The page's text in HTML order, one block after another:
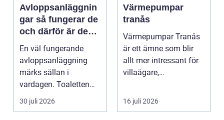
Avloppsanläggnin
gar så fungerar de
och därför är de
viktigare än många
tror
En väl fungerande
avloppsanläggning
märks sällan i
vardagen. Toaletten
spolas, vattnet rinner
undan ...
30 juli 2026
Värmepumpar
tranås
Värmepumpar Tranås
är ett ämne som blir
allt mer intressant för
villaägare,
o...
16 juli 2026